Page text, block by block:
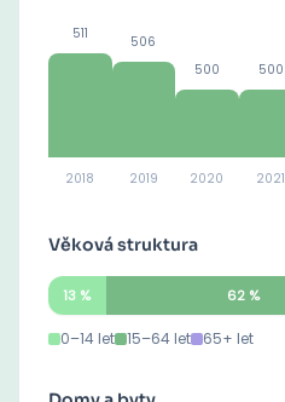
511
2018
506
2019
500
2020
500
2021
Věková struktura
13 % 62%
0–14 let 15–64 let 65+ let